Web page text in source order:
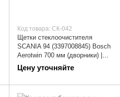
Код товара: СК-042
Щетки стеклоочистителя
SCANIA 94 (3397008845) Bosch
Aerotwin 700 мм (дворники) |
СК-042
Цену уточняйте